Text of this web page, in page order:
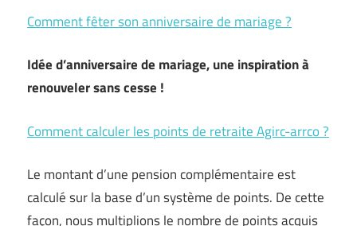
Comment fêter son anniversaire de mariage ?
Idée d’anniversaire de mariage, une inspiration à
renouveler sans cesse !
Comment calculer les points de retraite Agirc-arrco ?
Le montant d’une pension complémentaire est
calculé sur la base d’un système de points. De cette
façon, nous multiplions le nombre de points acquis